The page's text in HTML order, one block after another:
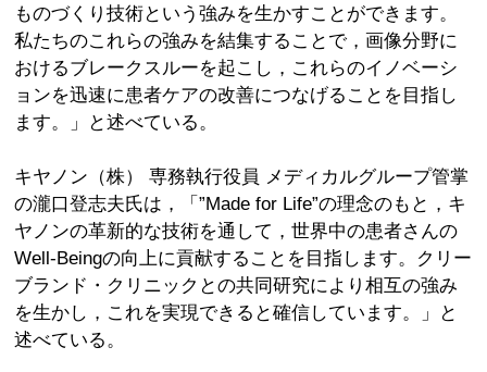
ものづくり技術という強みを生かすことができます。
私たちのこれらの強みを結集することで，画像分野に
おけるブレークスルーを起こし，これらのイノベーシ
ョンを迅速に患者ケアの改善につなげることを目指し
ます。」と述べている。
キヤノン（株） 専務執行役員 メディカルグループ管掌
の瀧口登志夫氏は，「”Made for Life”の理念のもと，キ
ヤノンの革新的な技術を通して，世界中の患者さんの
Well-Beingの向上に貢献することを目指します。クリー
ブランド・クリニックとの共同研究により相互の強み
を生かし，これを実現できると確信しています。」と
述べている。